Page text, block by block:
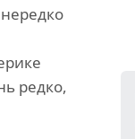
редко,